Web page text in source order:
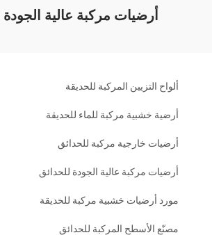
أرضيات مركبة عالية
ألواح التزيين المركبة للحديقة
أرضية خشبية مركبة للماء للحديقة
أرضيات خارجية مركبة للحدائق
أرضيات مركبة عالية الجودة للحدائق
مورد أرضيات خشبية مركبة للحديقة
مصنّع الأسطح المركبة للحدائق